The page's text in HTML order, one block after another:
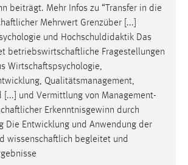
beiträgt. Mehr Infos zu “Transfer in die
Mehrwert Grenzüber [...]
und Hochschuldidaktik Das
betriebswirtschaftliche Fragestellungen
Wirtschaftspsychologie,
Qualitätsmanagement,
[...] und Vermittlung von Management-
Erkenntnisgewinn durch
Die Entwicklung und Anwendung der
wissenschaftlich begleitet und